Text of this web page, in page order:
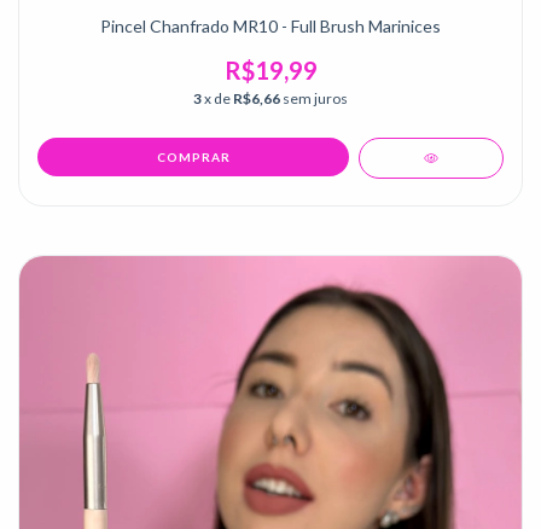
Pincel Chanfrado MR10 - Full Brush Marinices
R$19,99
3x de R$6,66 sem juros